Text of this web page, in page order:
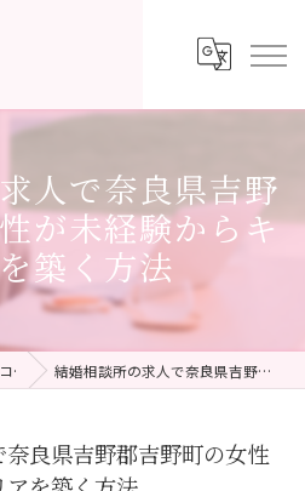
人で奈良県吉野
が未経験からキ
築く方法
コラム 結婚相談所の求人で奈良県吉野郡吉野町の女性が未経験からキャリアを築く方法
良県吉野郡吉野町の女性